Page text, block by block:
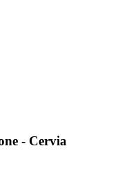
- Cervia